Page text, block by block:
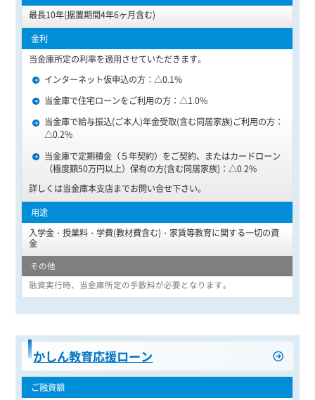
最長10年(据置期間4年6ヶ月含む)
当金庫所定の利率を適用させていただきます。
インターネット仮申込の方：△0.1%
当金庫で住宅ローンをご利用の方：△1.0%
当金庫で給与振込(ご本人)年金受取(含む同居家族)ご利用の方：
△0.2%
当金庫で定期積金（５年契約）をご契約、またはカードローン
（極度額50万円以上）保有の方(含む同居家族)：△0.2%
詳しくは当金庫本支店までお問い合せ下さい。
入学金・授業料・学費(教材費含む)・家賃等教育に関する一切の資
金
融資実行時、当金庫所定の手数料が必要となります。
かしん教育応援ローン